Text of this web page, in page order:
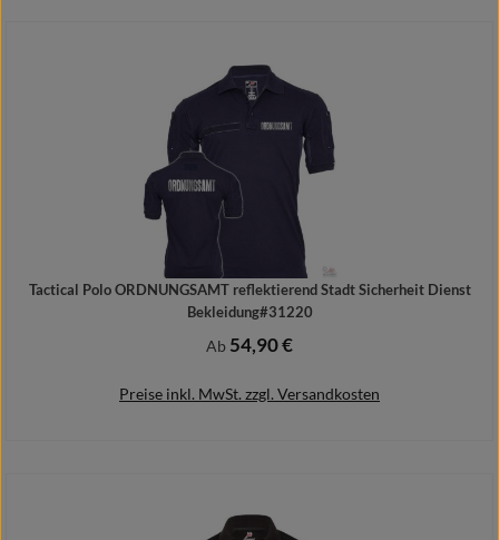
Tactical Polo ORDNUNGSAMT reflektierend Stadt Sicherheit Dienst
Bekleidung#31220
Regulärer Preis:
Ab 54,90 €
Preise inkl. MwSt. zzgl. Versandkosten